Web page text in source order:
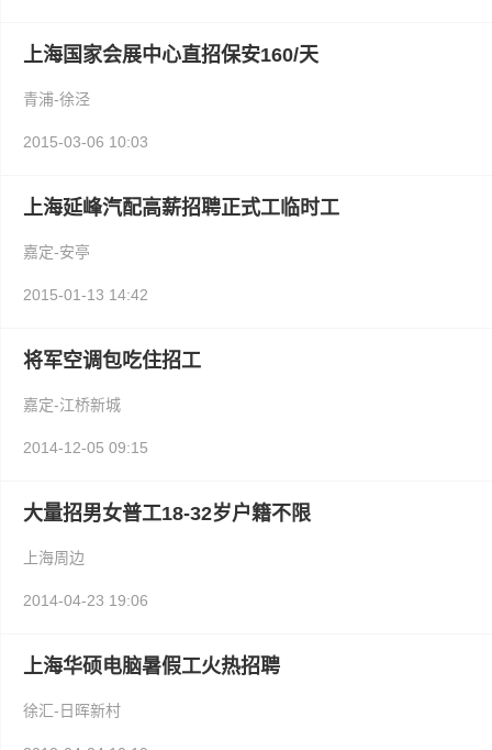
上海国家会展中心直招保安160/天
青浦-徐泾
2015-03-06 10:03
上海延峰汽配高薪招聘正式工临时工
嘉定-安亭
2015-01-13 14:42
将军空调包吃住招工
嘉定-江桥新城
2014-12-05 09:15
大量招男女普工18-32岁户籍不限
上海周边
2014-04-23 19:06
上海华硕电脑暑假工火热招聘
徐汇-日晖新村